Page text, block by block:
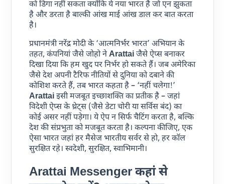
को डिगा नहीं सकता क्योंकि ये नया भारत है जो एन झुकता
है और डरता है बाल्की आंख माई आंख डाल कर बात करता
है।
प्रधानमंत्री नरेंद्र मोदी के ‘आत्मनिर्भर भारत’ अभियान के
तहत, कंपनियां जैसे जोहो नेArattaiजैसे ऐप्स बनाकर
दिखा दिया कि हम खुद पर निर्भर हो सकते हैं। जब अमेरिका
जैसे देश अपनी टैरिफ नीतियों से दुनिया को दबाने की
कोशिश करते हैं, तब भारत कहता है – ‘नहीं चलेगा!’
Arattaiइसी मजबूत इच्छाशक्ति का प्रतीक है – जहां
विदेशी ऐप्स के थ्रेट्स (जैसे डेटा चोरी या सर्विस बंद) का
कोई असर नहीं पड़ेगा। ये ऐप न सिर्फ चैटिंग करता है, बल्कि
देश की संप्रभुता को मजबूत करता है। कल्पना कीजिए, एक
ऐसा भारत जहां हर मैसेज भारतीय सर्वर से हो, हर कॉल
सुरक्षित रहे। स्वदेशी, सुरक्षित, स्वाभिमानी।
Arattai Messengerकहां से